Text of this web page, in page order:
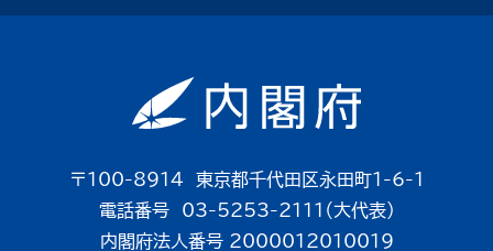
〒100-8914 東京都千代田区永田町1-6-1
電話番号 03-5253-2111（大代表）
内閣府法人番号 2000012010019